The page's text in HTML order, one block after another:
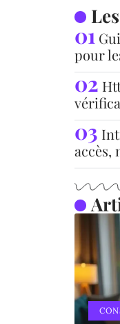
pour
accès,